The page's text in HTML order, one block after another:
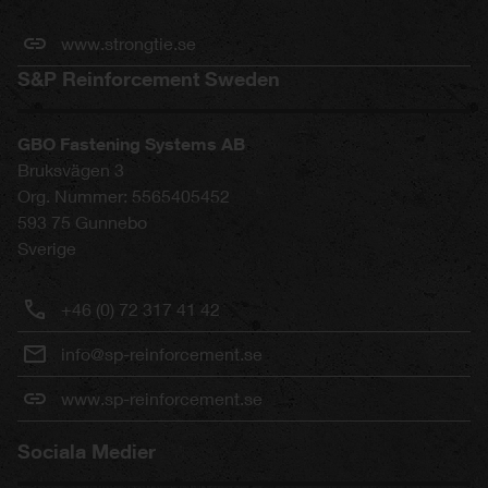
www.strongtie.se
S&P Reinforcement Sweden
GBO Fastening Systems AB
Bruksvägen 3
Org. Nummer: 5565405452
593 75 Gunnebo
Sverige
+46 (0) 72 317 41 42
info@sp-reinforcement.se
www.sp-reinforcement.se
Sociala Medier